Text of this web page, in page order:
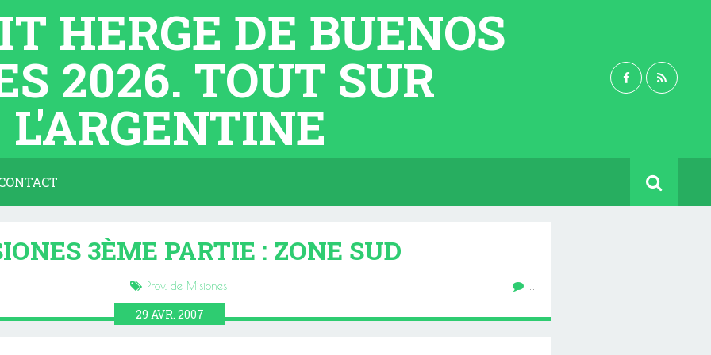
HERGE DE BUENOS
2026. TOUT SUR
L'ARGENTINE
3ÈME PARTIE : ZONE SUD
Prov. de Misiones …
29 AVR. 2007